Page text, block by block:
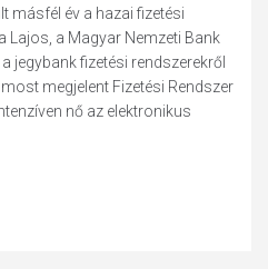
másfél év a hazai fizetési
Lajos, a Magyar Nemzeti Bank
jegybank fizetési rendszerekről
megjelent Fizetési Rendszer
nő az elektronikus